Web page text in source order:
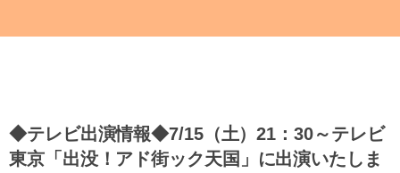
◆テレビ出演情報◆7/15（土）21：30～テレビ
東京「出没！アド街ック天国」に出演いたしま